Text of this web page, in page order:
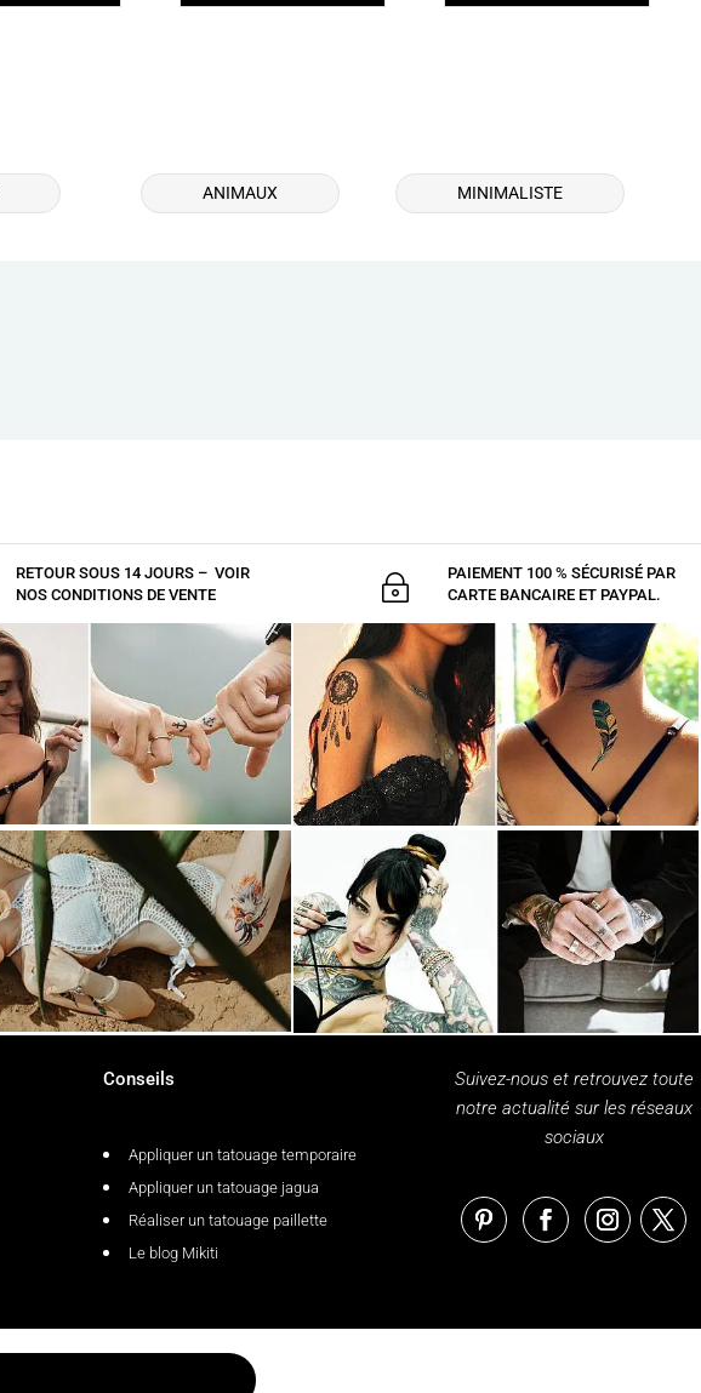
ANIMAUX MINIMALISTE
RETOUR SOUS 14 JOURS – VOIR
NOSCONDITIONS DE VENTE ~
PAIEMENT 100 % SÉCURISÉ PAR
CARTE BANCAIRE ET PAYPAL.
Conseils
Appliquer un tatouage temporaire
Appliquer un tatouage jagua
Réaliser un tatouage paillette
Le blog Mikiti
Suivez-nous et retrouvez toute
notre actualité sur les réseaux
sociaux